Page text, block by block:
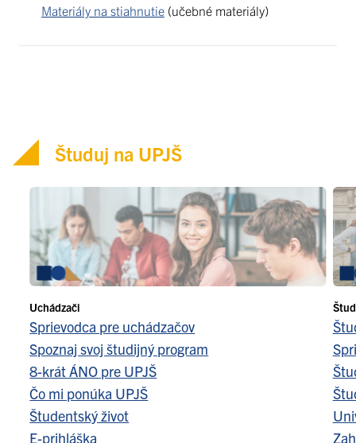
Materiály na stiahnutie (učebné materiály)
Študuj na UPJŠ
Uchádzači
Sprievodca pre uchádzačov
Spoznaj svoj študijný program
8-krát ÁNO pre UPJŠ
Čo mi ponúka UPJŠ
Študentský život
E-prihláška